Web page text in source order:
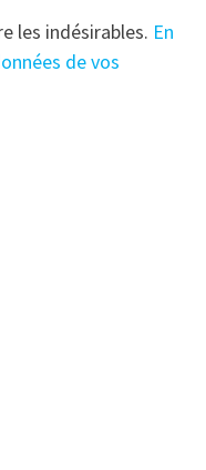
les indésirables. En
de vos